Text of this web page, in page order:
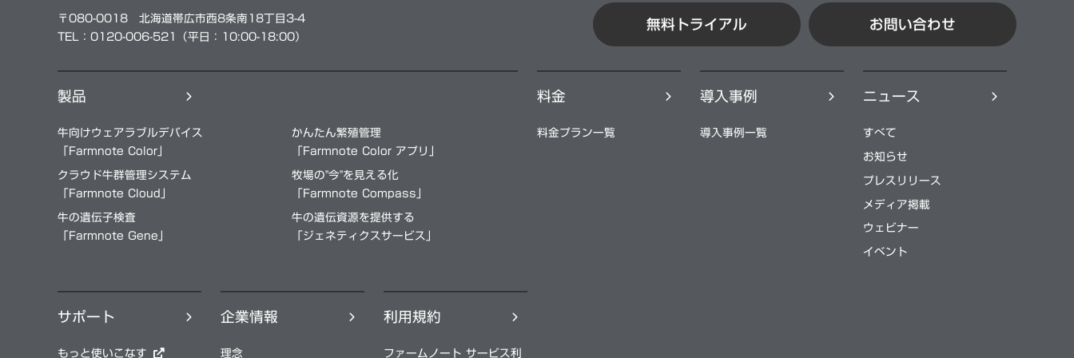
〒080-0018 北海道帯広市西8条南18丁目3-4
TEL：0120-006-521（平⽇：10:00-18:00）
無料トライアル お問い合わせ
製品
牛向けウェアラブルデバイス
「Farmnote Color」
かんたん繁殖管理
「Farmnote Color アプリ」
クラウド⽜群管理システム
「Farmnote Cloud」
牧場の"今"を見える化
「Farmnote Compass」
牛の遺伝子検査
「Farmnote Gene」
牛の遺伝資源を提供する
「ジェネティクスサービス」
料⾦
料⾦プラン⼀覧
導⼊事例
導⼊事例⼀覧
ニュース
すべて
お知らせ
プレスリリース
メディア掲載
ウェビナー
イベント
サポート
もっと使いこなす
企業情報
理念
利用規約
ファームノート サービス利